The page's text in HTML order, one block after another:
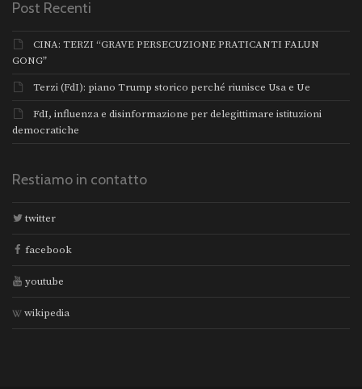
Post Recenti
CINA: TERZI “GRAVE PERSECUZIONE PRATICANTI FALUN
GONG”
Terzi (FdI): piano Trump storico perché riunisce Usa e Ue
FdI, influenza e disinformazione per delegittimare istituzioni
democratiche
Restiamo in contatto
twitter
facebook
youtube
wikipedia